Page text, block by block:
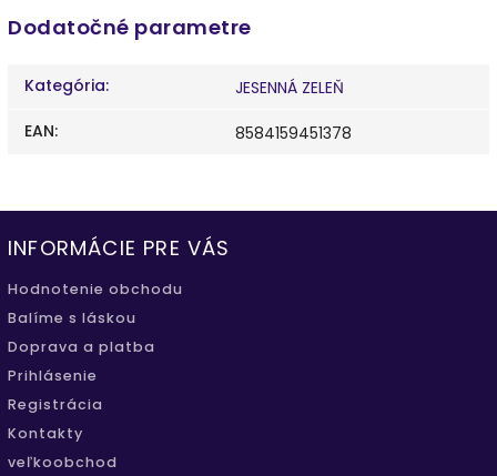
Dodatočné parametre
Kategória:
JESENNÁ ZELEŇ
EAN: 8584159451378
INFORMÁCIE PRE VÁS
Hodnotenie obchodu
Balíme s láskou
Doprava a platba
Prihlásenie
Registrácia
Kontakty
veľkoobchod